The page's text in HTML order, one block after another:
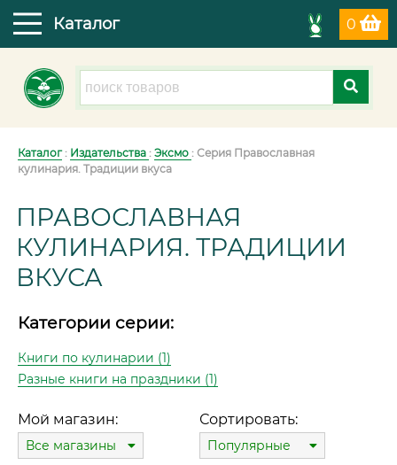
0
Каталог
Каталог: Издательства : Эксмо : Серия Православная
кулинария. Традиции вкуса
ПРАВОСЛАВНАЯ
КУЛИНАРИЯ. ТРАДИЦИИ
ВКУСА
Категории серии:
Книги по кулинарии (1)
Разные книги на праздники (1)
Мой магазин:
Все магазины
Сортировать:
Популярные